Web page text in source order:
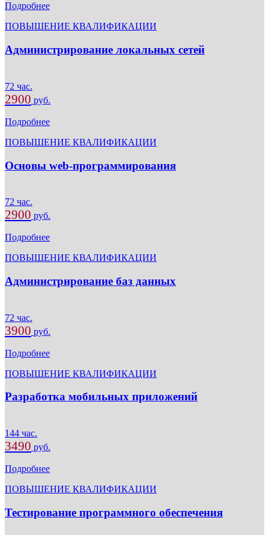
Подробнее
ПОВЫШЕНИЕ КВАЛИФИКАЦИИ
Администрирование локальных сетей
72 час.
2900 руб.
Подробнее
ПОВЫШЕНИЕ КВАЛИФИКАЦИИ
Основы web-программирования
72 час.
2900 руб.
Подробнее
ПОВЫШЕНИЕ КВАЛИФИКАЦИИ
Администрирование баз данных
72 час.
3900 руб.
Подробнее
ПОВЫШЕНИЕ КВАЛИФИКАЦИИ
Разработка мобильных приложений
144 час.
3490 руб.
Подробнее
ПОВЫШЕНИЕ КВАЛИФИКАЦИИ
Тестирование программного обеспечения